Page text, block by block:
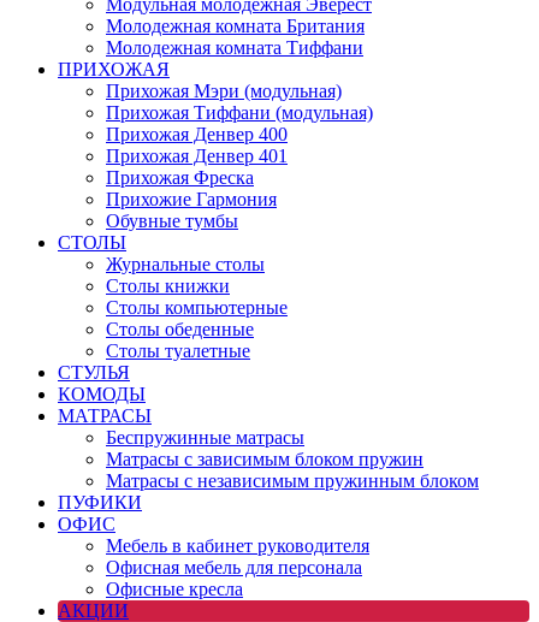
Модульная молодежная Эверест
Молодежная комната Британия
Молодежная комната Тиффани
ПРИХОЖАЯ
Прихожая Мэри (модульная)
Прихожая Тиффани (модульная)
Прихожая Денвер 400
Прихожая Денвер 401
Прихожая Фреска
Прихожие Гармония
Обувные тумбы
СТОЛЫ
Журнальные столы
Столы книжки
Столы компьютерные
Столы обеденные
Столы туалетные
СТУЛЬЯ
КОМОДЫ
МАТРАСЫ
Беспружинные матрасы
Матрасы с зависимым блоком пружин
Матрасы с независимым пружинным блоком
ПУФИКИ
ОФИС
Мебель в кабинет руководителя
Офисная мебель для персонала
Офисные кресла
АКЦИИ